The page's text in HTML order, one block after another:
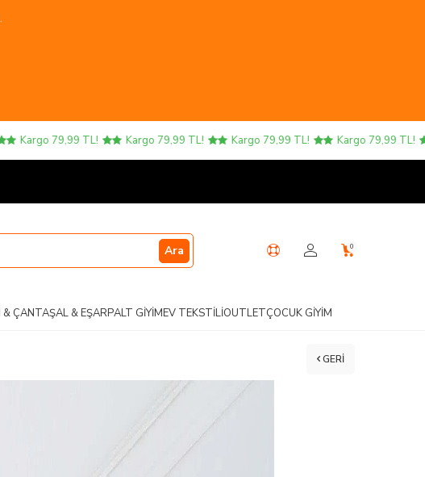
79,99 TL! Kargo 79,99 TL! Kargo 79,99 TL! Kargo 79,99 TL!
Ara 0
& ÇANTAŞAL & EŞARPALT GIYIMEV TEKSTILIOUTLETÇOCUK GIYIM
GERI